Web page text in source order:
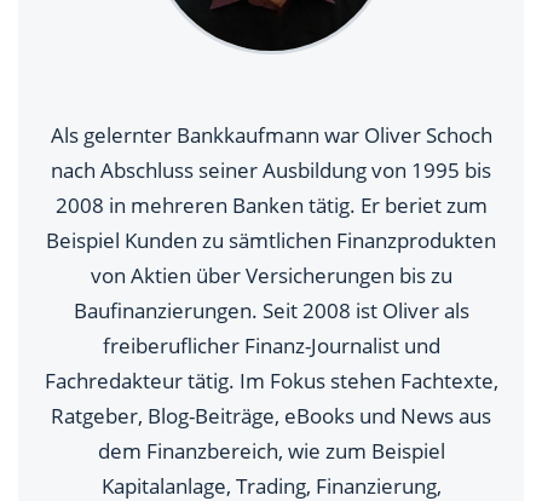
Als gelernter Bankkaufmann war Oliver Schoch
nach Abschluss seiner Ausbildung von 1995 bis
2008 in mehreren Banken tätig. Er beriet zum
Beispiel Kunden zu sämtlichen Finanzprodukten
von Aktien über Versicherungen bis zu
Baufinanzierungen. Seit 2008 ist Oliver als
freiberuflicher Finanz-Journalist und
Fachredakteur tätig. Im Fokus stehen Fachtexte,
Ratgeber, Blog-Beiträge, eBooks und News aus
dem Finanzbereich, wie zum Beispiel
Kapitalanlage, Trading, Finanzierung,